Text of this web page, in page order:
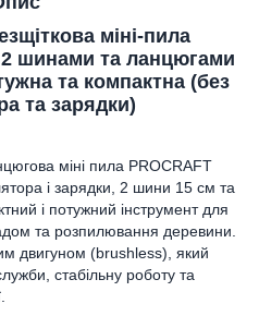
міні-пила
2 шинами та ланцюгами
та компактна (без
та зарядки)
міні пила PROCRAFT
і зарядки, 2 шини 15 см та
і потужний інструмент для
та розпилювання деревини.
двигуном (brushless), який
стабільну роботу та